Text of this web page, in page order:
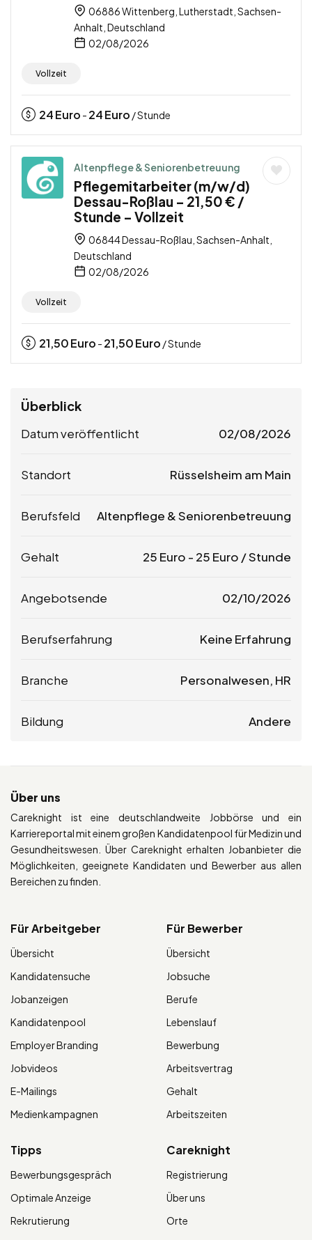
06886 Wittenberg, Lutherstadt, Sachsen-
Anhalt, Deutschland
02/08/2026
Vollzeit
24Euro - 24Euro / Stunde
Altenpflege & Seniorenbetreuung
Pflegemitarbeiter (m/w/d)
Dessau-Roßlau – 21,50 € /
Stunde – Vollzeit
06844 Dessau-Roßlau, Sachsen-Anhalt,
Deutschland
02/08/2026
Vollzeit
21,50Euro - 21,50Euro / Stunde
Überblick
Datum veröffentlicht 02/08/2026
Standort Rüsselsheim am Main
Berufsfeld Altenpflege & Seniorenbetreuung
Gehalt 25 Euro - 25 Euro / Stunde
Angebotsende 02/10/2026
Berufserfahrung Keine Erfahrung
Branche Personalwesen, HR
Bildung Andere
Über uns
Careknight ist eine deutschlandweite Jobbörse und ein
Karriereportal mit einem großen Kandidatenpool für Medizin und
Gesundheitswesen. Über Careknight erhalten Jobanbieter die
Möglichkeiten, geeignete Kandidaten und Bewerber aus allen
Bereichen zu finden.
Für Arbeitgeber
Übersicht
Kandidatensuche
Jobanzeigen
Kandidatenpool
Employer Branding
Jobvideos
E-Mailings
Medienkampagnen
Für Bewerber
Übersicht
Jobsuche
Berufe
Lebenslauf
Bewerbung
Arbeitsvertrag
Gehalt
Arbeitszeiten
Tipps
Bewerbungsgespräch
Optimale Anzeige
Rekrutierung
Careknight
Registrierung
Über uns
Orte